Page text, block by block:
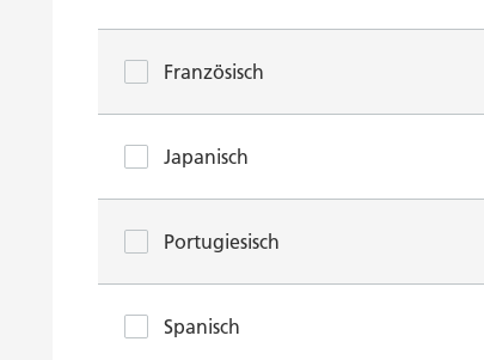
Französisch
Japanisch
Portugiesisch
Spanisch